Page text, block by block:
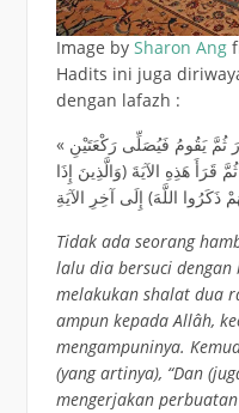
Image by Sharon Ang
Hadits ini juga
dengan lafazh :
« مَا مِنْ عَبْدٍ يُذْنِبُ ذَنْبًا فَيُحْسِنُ الطُّهُورَ ثُمَّ يَقُومُ فَيُصَلِّى رَكْعَتَيْنِ
قَرَأَ هَذِهِ الآيَةَ (وَالَّذِينَ إِذَا
Tidak ada seorang
lalu dia bersuci
melakukan shalat dua
ampun kepada Allâh,
mengampuninya.
(yang artinya), “Dan
mengerjakan